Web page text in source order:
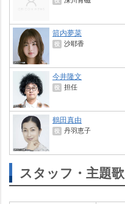
箭内夢菜
役 沙耶香
今井隆文
役 担任
鶴田真由
役 丹羽恵子
スタッフ・主題歌